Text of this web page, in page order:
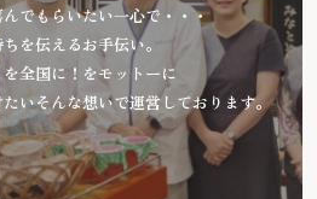
でもらいたい一心で・・・
を伝えるお手伝い。
全国に！をモットーに
いそんな想いで運営しております。